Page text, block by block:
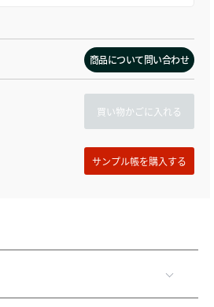
商品について問い合わせ
買い物かごに入れる